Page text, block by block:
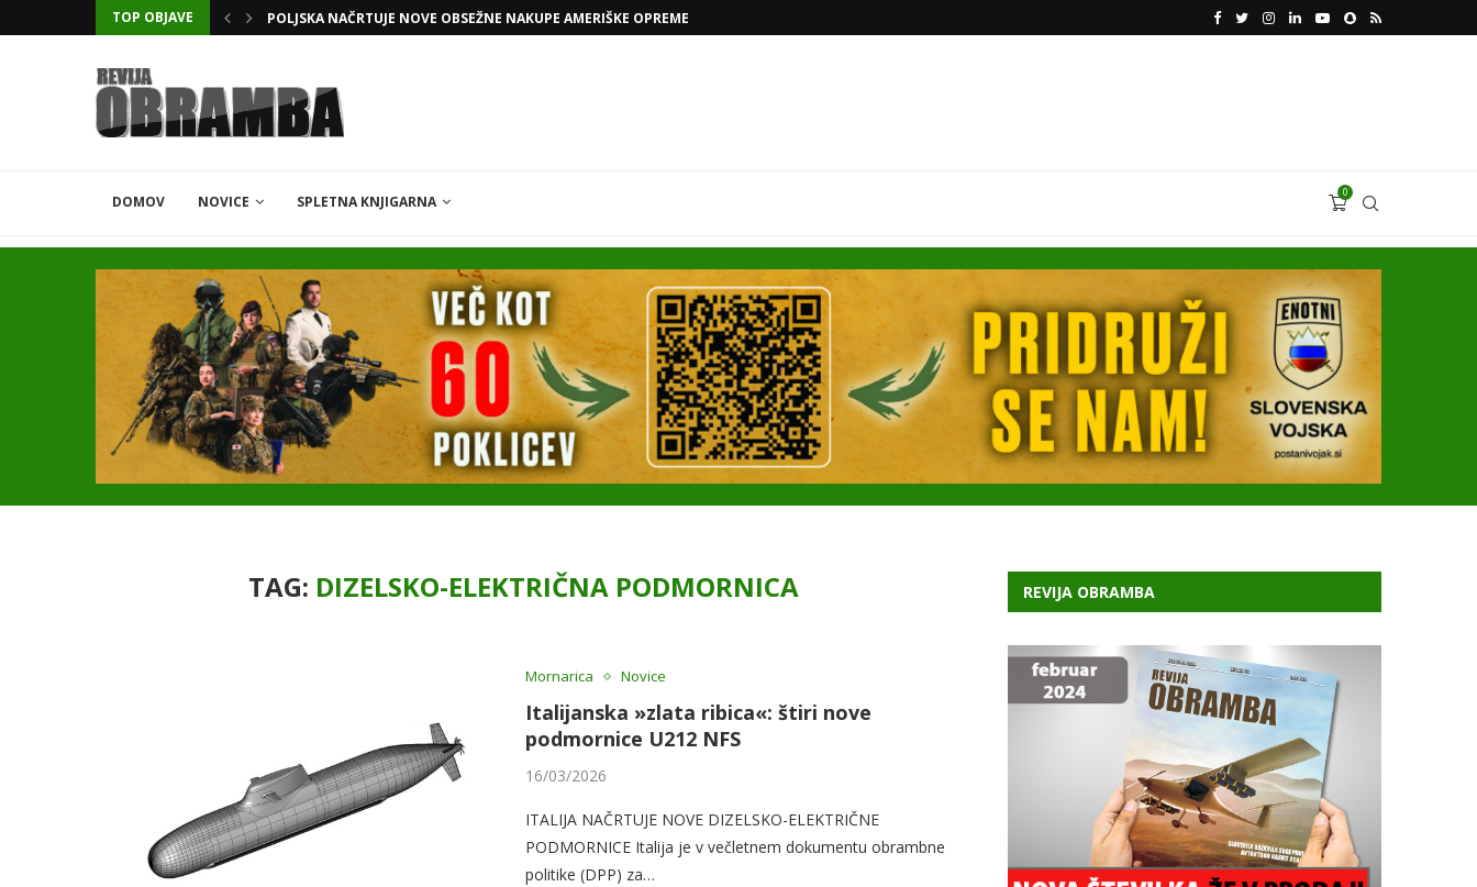
TOP OBJAVE KATARSKI DELNIČAR ZAPLETEL VOLKSWAGNOVE NAČRTE Z RAFAELOM VODJA UKROBORONPROMA HERMAN SMETANIN
DOMOV NOVICE SPLETNA KNJIGARNA
0
TAG: DIZELSKO-ELEKTRIČNA PODMORNICA
Mornarica Novice
Italijanska »zlata ribica«: štiri nove
podmornice U212 NFS
16/03/2026
ITALIJA NAČRTUJE NOVE DIZELSKO-ELEKTRIČNE
PODMORNICE Italija je v večletnem dokumentu obrambne
politike (DPP) za…
REVIJA OBRAMBA